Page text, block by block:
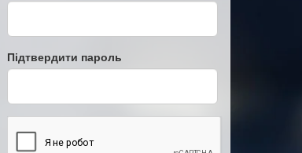
Підтвердити пароль